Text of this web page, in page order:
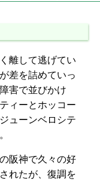
離して逃げてい
差を詰めていっ
害で並びかけ
ィーとホッコー
ューンベロシテ
阪神で久々の好
れたが、復調を